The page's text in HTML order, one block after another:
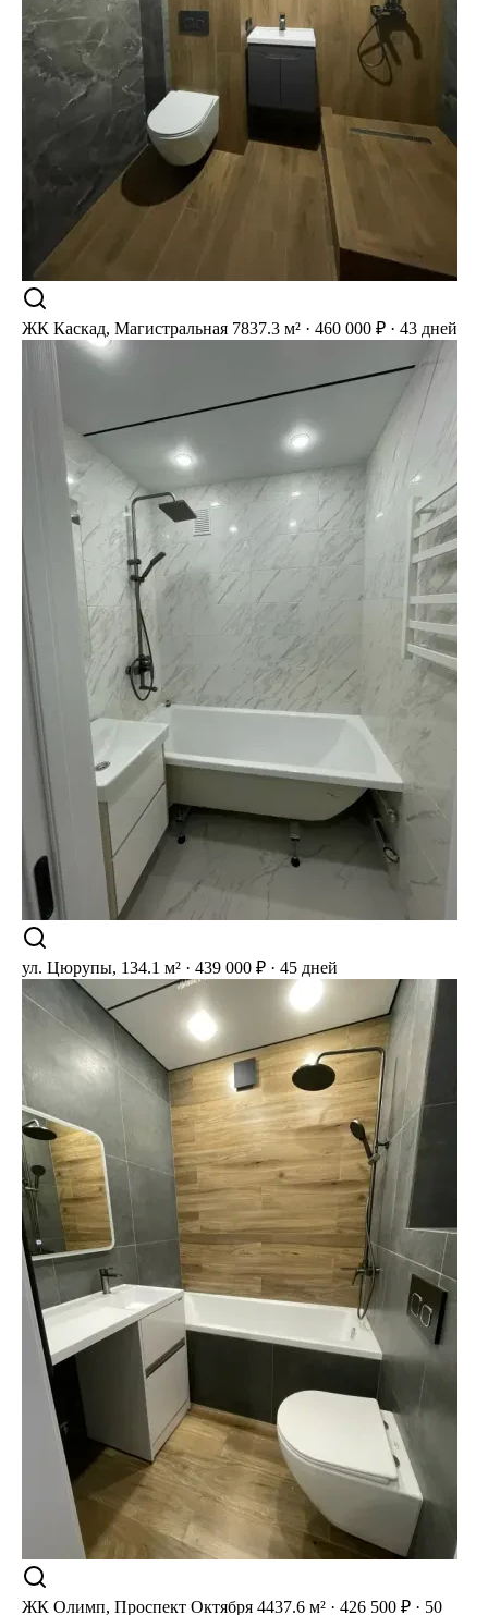
ЖК Каскад, Магистральная 7837.3 м² · 460 000 ₽ · 43 дней
ул. Цюрупы, 134.1 м² · 439 000 ₽ · 45 дней
ЖК Олимп, Проспект Октября 4437.6 м² · 426 500 ₽ · 50